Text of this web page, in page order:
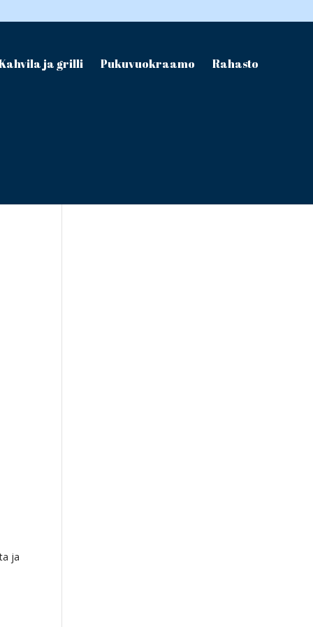
ja grilli Pukuvuokraamo Rahasto
ja